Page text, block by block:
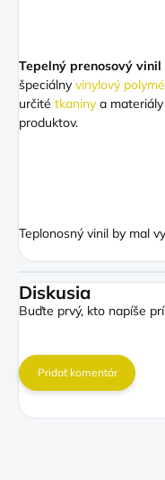
Tepelný prenosový vinil
špeciálny vinylový
určité tkaniny a
produktov.
Teplonosný vinil by mal
Diskusia
Buďte prvý, kto napíše
Pridať komentár